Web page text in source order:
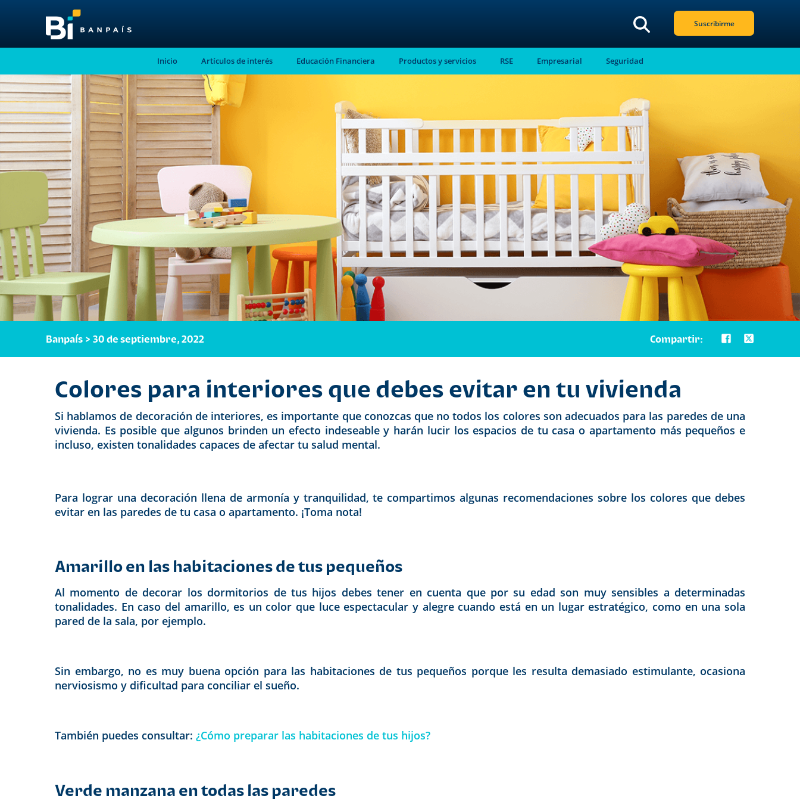
Suscribirme
¡No te pierdas nuestro
nuevo contenido!
Suscríbete a nuestro blog y recibe mensualmente en tu
correo electrónico, las noticias más relevantes.
Inicio Artículos de interés Educación Financiera Productos y servicios RSE Empresarial Seguridad
Banpaís > 30 de septiembre, 2022 Compartir:
Colores para interiores que debes evitar en tu vivienda
Si hablamos de decoración de interiores, es importante que conozcas que no todos los colores son adecuados para las paredes de una
vivienda. Es posible que algunos brinden un efecto indeseable y harán lucir los espacios de tu casa o apartamento más pequeños e
incluso, existen tonalidades capaces de afectar tu salud mental.
Para lograr una decoración llena de armonía y tranquilidad, te compartimos algunas recomendaciones sobre los colores que debes
evitar en las paredes de tu casa o apartamento. ¡Toma nota!
Amarillo en las habitaciones de tus pequeños
Al momento de decorar los dormitorios de tus hijos debes tener en cuenta que por su edad son muy sensibles a determinadas
tonalidades. En caso del amarillo, es un color que luce espectacular y alegre cuando está en un lugar estratégico, como en una sola
pared de la sala, por ejemplo.
Sin embargo, no es muy buena opción para las habitaciones de tus pequeños porque les resulta demasiado estimulante, ocasiona
nerviosismo y dificultad para conciliar el sueño.
También puedes consultar: ¿Cómo preparar las habitaciones de tus hijos?
Verde manzana en todas las paredes